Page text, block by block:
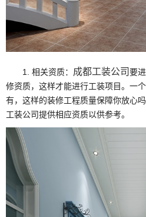
1. 相关资质： 成都工装公司要
修资质，这样才能进行工装项目。一个
有，这样的装修工程质量保障你放心
工装公司提供相应资质以供参考。